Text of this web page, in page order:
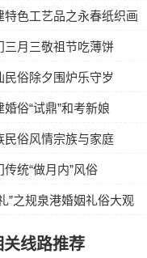
特色工艺品之永春纸织画
三月三敬祖节吃薄饼
民俗除夕围炉乐守岁
婚俗“试鼎”和考新娘
民俗风情宗族与家庭
传统“做月内”风俗
”之规泉港婚姻礼俗大观
关线路推荐